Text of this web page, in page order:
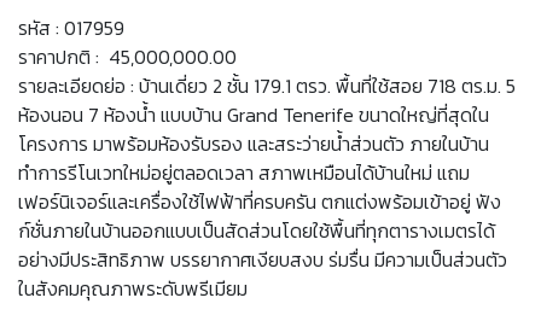
รหัส : 017959
ราคาปกติ : 45,000,000.00
รายละเอียดย่อ : บ้านเดี่ยว 2 ชั้น 179.1 ตรว. พื้นที่ใช้สอย 718 ตร.ม. 5
ห้องนอน 7 ห้องน้ำ แบบบ้าน Grand Tenerife ขนาดใหญ่ที่สุดใน
โครงการ มาพร้อมห้องรับรอง และสระว่ายน้ำส่วนตัว ภายในบ้าน
ทำการรีโนเวทใหม่อยู่ตลอดเวลา สภาพเหมือนได้บ้านใหม่ แถม
เฟอร์นิเจอร์และเครื่องใช้ไฟฟ้าที่ครบครัน ตกแต่งพร้อมเข้าอยู่ ฟัง
ก์ชั่นภายในบ้านออกแบบเป็นสัดส่วนโดยใช้พื้นที่ทุกตารางเมตรได้
อย่างมีประสิทธิภาพ บรรยากาศเงียบสงบ ร่มรื่น มีความเป็นส่วนตัว
ในสังคมคุณภาพระดับพรีเมียม